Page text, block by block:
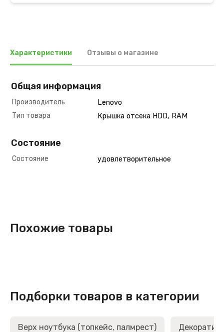
Характеристики Отзывы о магазине
Общая информация
Производитель
Lenovo
Тип товара
Крышка отсека HDD, RAM
Состояние
Состояние удовлетворительное
Похожие товары
Подборки товаров в категории
Верх ноутбука (топкейс, палмрест)